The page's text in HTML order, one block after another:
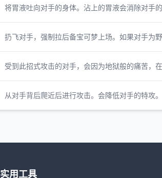
将胃液吐向对手的身体。沾上的胃液会消除对手的
扔飞对手，强制拉后备宝可梦上场。如果对手为
受到此招式攻击的对手，会因为地狱般的痛苦，
从对手背后爬近后进行攻击。会降低对手的特攻。
实用工具